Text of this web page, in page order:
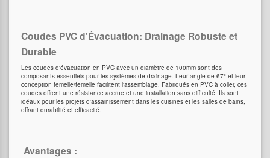
Coudes PVC d'Évacuation: Drainage Robuste et
Durable
Les coudes d'évacuation en PVC avec un diamètre de 100mm sont des
composants essentiels pour les systèmes de drainage. Leur angle de 67° et leur
conception femelle/femelle facilitent l'assemblage. Fabriqués en PVC à coller, ces
coudes offrent une résistance accrue et une installation sans difficulté. Ils sont
idéaux pour les projets d'assainissement dans les cuisines et les salles de bains,
offrant durabilité et efficacité.
Avantages :